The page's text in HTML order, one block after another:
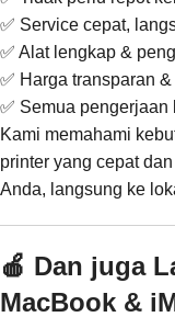
✅ Service cepat,
✅ Alat lengkap &
✅ Harga transparan
✅ Semua pengerjaan
Kami memahami
printer yang cepat
Anda, langsung ke
🍎 Dan juga
MacBook &